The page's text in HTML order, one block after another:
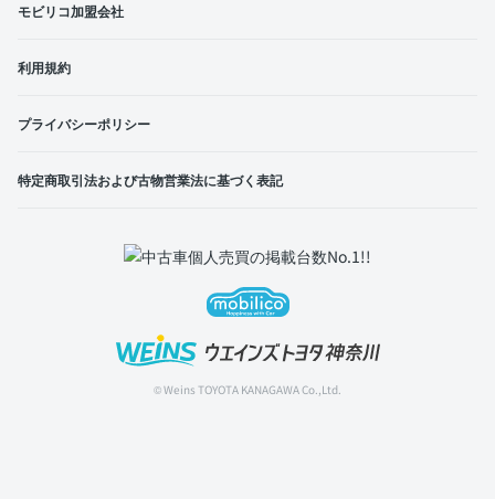
モビリコ加盟会社
利用規約
プライバシーポリシー
特定商取引法および古物営業法に基づく表記
© Weins TOYOTA KANAGAWA Co.,Ltd.